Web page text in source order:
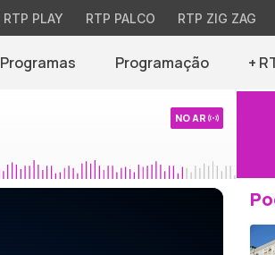
RTP PLAY RTP PALCO RTP ZIG ZAG
Programas Programação +
NO AR